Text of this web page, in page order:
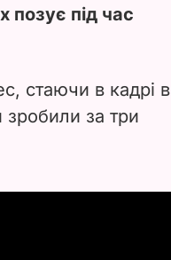
позує під час
стаючи в кадрі в
зробили за три